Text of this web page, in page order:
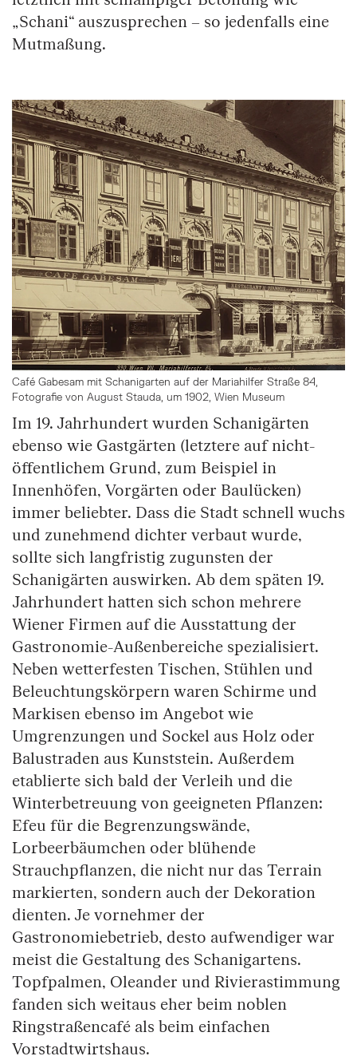
„Schani“ auszusprechen – so jedenfalls eine
Mutmaßung.
Café Gabesam mit Schanigarten auf der Mariahilfer Straße 84,
Fotografie von August Stauda, um 1902, Wien Museum
Im 19. Jahrhundert wurden Schanigärten
ebenso wie Gastgärten (letztere auf nicht-
öffentlichem Grund, zum Beispiel in
Innenhöfen, Vorgärten oder Baulücken)
immer beliebter. Dass die Stadt schnell wuchs
und zunehmend dichter verbaut wurde,
sollte sich langfristig zugunsten der
Schanigärten auswirken. Ab dem späten 19.
Jahrhundert hatten sich schon mehrere
Wiener Firmen auf die Ausstattung der
Gastronomie-Außenbereiche spezialisiert.
Neben wetterfesten Tischen, Stühlen und
Beleuchtungskörpern waren Schirme und
Markisen ebenso im Angebot wie
Umgrenzungen und Sockel aus Holz oder
Balustraden aus Kunststein. Außerdem
etablierte sich bald der Verleih und die
Winterbetreuung von geeigneten Pflanzen:
Efeu für die Begrenzungswände,
Lorbeerbäumchen oder blühende
Strauchpflanzen, die nicht nur das Terrain
markierten, sondern auch der Dekoration
dienten. Je vornehmer der
Gastronomiebetrieb, desto aufwendiger war
meist die Gestaltung des Schanigartens.
Topfpalmen, Oleander und Rivierastimmung
fanden sich weitaus eher beim noblen
Ringstraßencafé als beim einfachen
Vorstadtwirtshaus.